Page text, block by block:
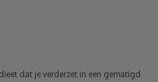
dat je verderzet in een gematigd